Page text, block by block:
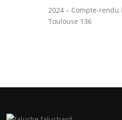
2024 – Compte-rendu
Toulouse 136